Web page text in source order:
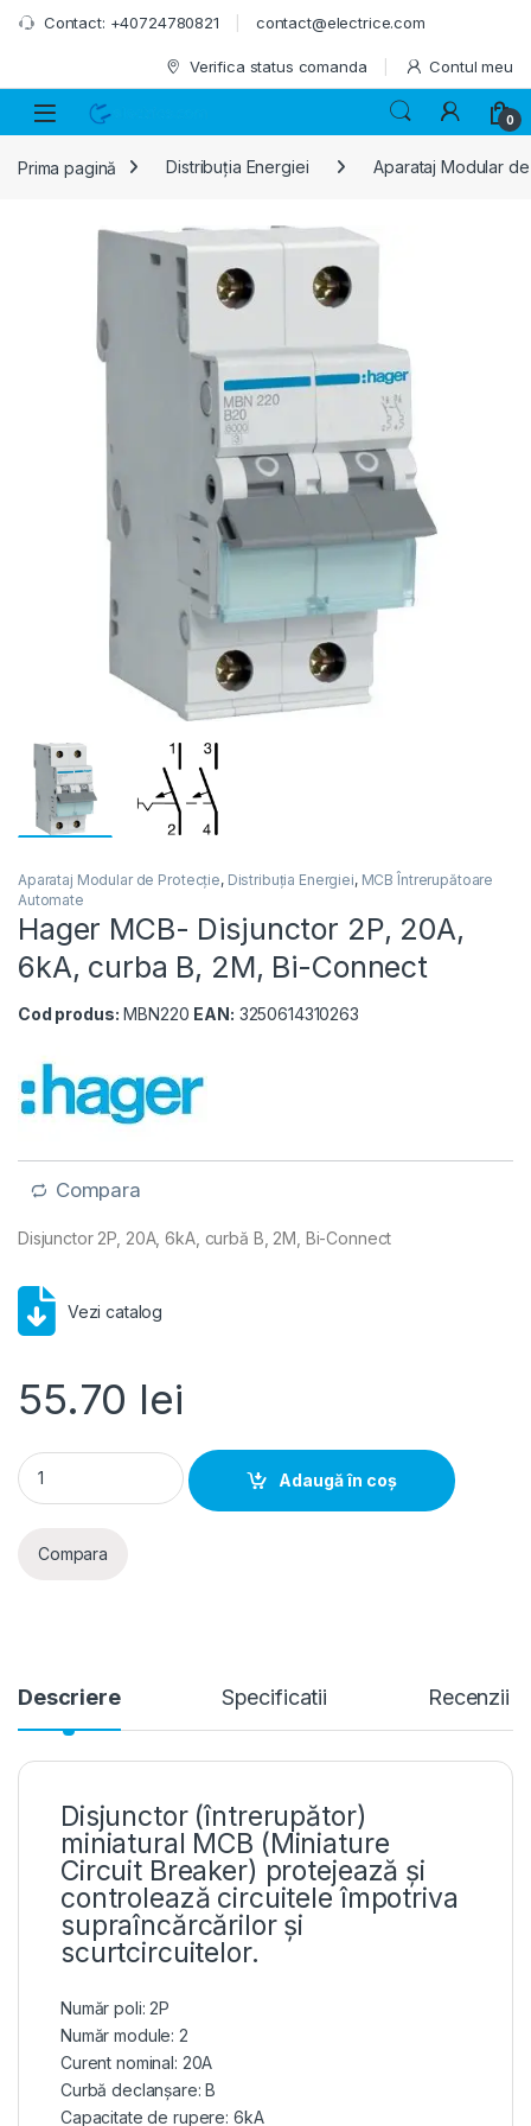
Skip to navigation
Skip to content
Contact: +40724780821 contact@electrice.com
Verifica status comanda Contul meu
0
Prima pagină Distribuția Energiei Aparataj Modular
Aparataj Modular de Protecție, Distribuția Energiei, MCB Întrerupătoare
Automate
Hager MCB- Disjunctor 2P, 20A,
6kA, curba B, 2M, Bi-Connect
Cod produs: MBN220 EAN: 3250614310263
Compara
Disjunctor 2P, 20A, 6kA, curbă B, 2M, Bi-Connect
Vezi catalog
55.70 lei
Hager MCB- Disjunctor 2P, 20A, 6kA, curba B, 2M, Bi-
Adaugă în coș
Compara
Descriere Specificatii Recenzii
Disjunctor (întrerupător)
miniatural MCB (Miniature
Circuit Breaker) protejează și
controlează circuitele împotriva
supraîncărcărilor și
scurtcircuitelor.
Număr poli: 2P
Număr module: 2
Curent nominal: 20A
Curbă declanșare: B
Capacitate de rupere: 6kA